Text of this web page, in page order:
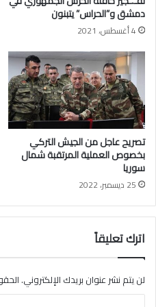
ب
ي
ن
ل
ـ
ظ
ا
م
ا
ل
أ
س
د
ف
ي
س
ر
ي
ا
ا
ب
أ
ص
د
ظ
ا
م
ا
ل
أ
د
ئ
ل
ـ
دمشق و”الحراس” يتبنون
4 أغسطس، 2021
تصريح عاجل من الجيش التركي
بخصوص العملية المرتقبة شمال
سوريا
25 ديسمبر، 2022
اترك تعليقاً
لن يتم نشر عنوان بريدك الإلكتروني.